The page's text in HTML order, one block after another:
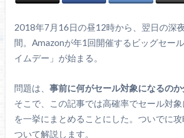
2018年7月16日の昼12時から、翌日の深
間。Amazonが年1回開催するビッグセー
イムデー」が始まる。
問題は、 事前に何がセール対象になるの
そこで、この記事では高確率でセール対
を一挙にまとめることにした。ついでに
ついて解説します。